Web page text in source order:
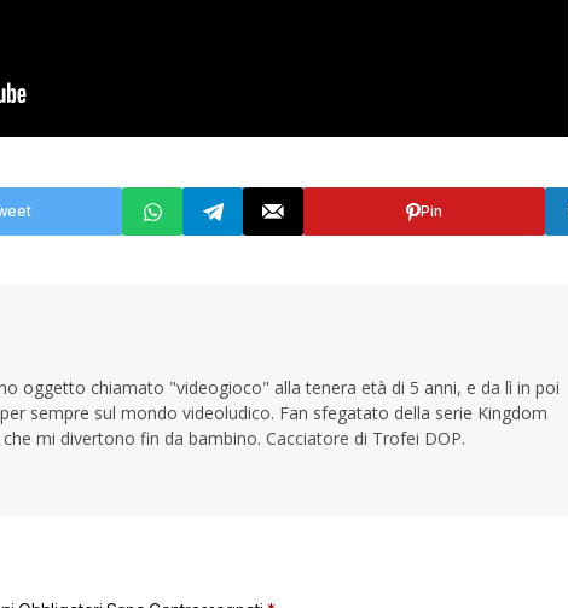
Pin
oggetto chiamato "videogioco" alla tenera età di 5 anni, e da lì in poi
sempre sul mondo videoludico. Fan sfegatato della serie Kingdom
mi divertono fin da bambino. Cacciatore di Trofei DOP.